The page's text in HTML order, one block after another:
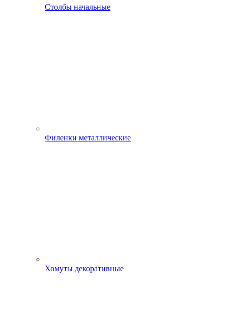
Столбы начальные
Филенки металлические
Хомуты декоративные